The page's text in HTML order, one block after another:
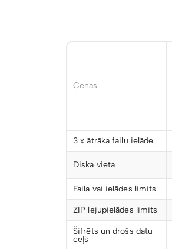
Cenas
3 x ātrāka failu ielāde
Diska vieta
Faila vai ielādes limits
ZIP lejupielādes limits
Šifrēts un drošs datu
ceļš